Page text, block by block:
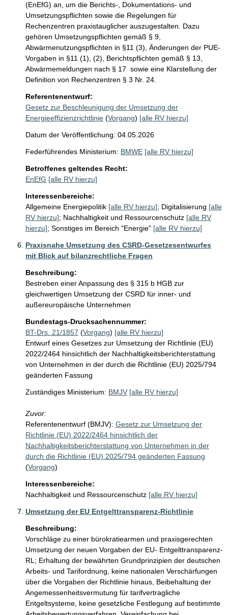
(EnEfG) an, um die Berichts-, Dokumentations- und
Umsetzungspflichten sowie die Regelungen für
Rechenzentren praxistauglicher auszugestalten. Dazu
gehören Umsetzungspflichten gemäß § 9,
Abwärmenutzungspflichten in §11 (3), Änderungen der PUE-
Vorgaben in §11 (1), (2), Berichtspflichten gemäß § 13,
Abwärmemeldungen nach § 17  sowie eine Klarstellung der
Definition von Rechenzentren § 3 Nr. 24.
Referentenentwurf:
Gesetz zur Beschleunigung der Umsetzung der
Energieeffizienzrichtlinie (Vorgang) [alle RV hierzu]
Datum der Veröffentlichung: 04.05.2026
Federführendes Ministerium: BMWE [alle RV hierzu]
Betroffenes geltendes Recht:
EnEfG [alle RV hierzu]
Interessenbereiche:
Allgemeine Energiepolitik [alle RV hierzu]; Digitalisierung [alle
RV hierzu]; Nachhaltigkeit und Ressourcenschutz [alle RV
hierzu]; Sonstiges im Bereich "Energie" [alle RV hierzu]
Praxisnahe Umsetzung des CSRD-Gesetzesentwurfes
mit Blick auf bilanzrechtliche Fragen
Beschreibung:
Bestreben einer Anpassung des § 315 b HGB zur
gleichwertigen Umsetzung der CSRD für inner- und
außereuropäische Unternehmen
Bundestags-Drucksachennummer:
BT-Drs. 21/1857 (Vorgang) [alle RV hierzu]
Entwurf eines Gesetzes zur Umsetzung der Richtlinie (EU)
2022/2464 hinsichtlich der Nachhaltigkeitsberichterstattung
von Unternehmen in der durch die Richtlinie (EU) 2025/794
geänderten Fassung
Zuständiges Ministerium: BMJV [alle RV hierzu]
Zuvor:
Referentenentwurf (BMJV): Gesetz zur Umsetzung der
Richtlinie (EU) 2022/2464 hinsichtlich der
Nachhaltigkeitsberichterstattung von Unternehmen in der
durch die Richtlinie (EU) 2025/794 geänderten Fassung
(Vorgang)
Interessenbereiche:
Nachhaltigkeit und Ressourcenschutz [alle RV hierzu]
Umsetzung der EU Entgelttransparenz-Richtlinie
Beschreibung:
Vorschläge zu einer bürokratiearmen und praxisgerechten
Umsetzung der neuen Vorgaben der EU- Entgelttransparenz-
RL; Erhaltung der bewährten Grundprinzipien der deutschen
Arbeits- und Tarifordnung, keine nationalen Verschärfungen
über die Vorgaben der Richtlinie hinaus, Beibehaltung der
Angemessenheitsvermutung für tarifvertragliche
Entgeltsysteme, keine gesetzliche Festlegung auf bestimmte